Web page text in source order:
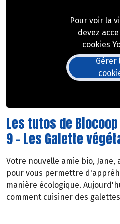
Pour voir la
devez
cookies
Gérer
Les tutos de
9 - Les Galette
Votre nouvelle amie bio,
pour vous permettre
manière écologique.
comment cuisiner des